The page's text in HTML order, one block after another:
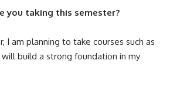
you taking this semester?
I am planning to take courses such as
build a strong foundation in my